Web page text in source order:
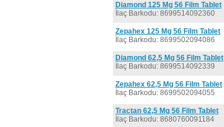
Diamond 125 Mg 56 Film Tablet
İlaç Barkodu: 8699514092360
Zepahex 125 Mg 56 Film Tablet
İlaç Barkodu: 8699502094086
Diamond 62,5 Mg 56 Film Tablet
İlaç Barkodu: 8699514092339
Zepahex 62,5 Mg 56 Film Tablet
İlaç Barkodu: 8699502094055
Tractan 62,5 Mg 56 Film Tablet
İlaç Barkodu: 8680760091184